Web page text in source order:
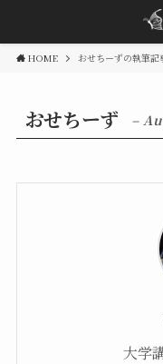
HOME おせちーずの執筆記
おせちーず –
大学